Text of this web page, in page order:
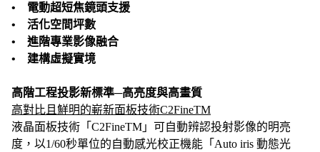
• 電動超短焦鏡頭支援
• 活化空間坪數
• 進階專業影像融合
• 建構虛擬實境
高階工程投影新標準─高亮度與高畫質
高對比且鮮明的嶄新面板技術C2FineTM
液晶面板技術「C2FineTM」可自動辨認投射影像的明亮
度，以1/60秒單位的自動感光校正機能「Auto iris 動態光